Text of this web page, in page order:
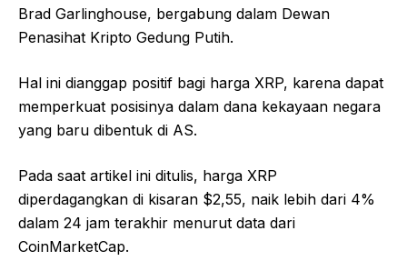
Brad Garlinghouse, bergabung dalam Dewan
Penasihat Kripto Gedung Putih.
Hal ini dianggap positif bagi harga XRP, karena dapat
memperkuat posisinya dalam dana kekayaan negara
yang baru dibentuk di AS.
Pada saat artikel ini ditulis, harga XRP
diperdagangkan di kisaran $2,55, naik lebih dari 4%
dalam 24 jam terakhir menurut data dari
CoinMarketCap.